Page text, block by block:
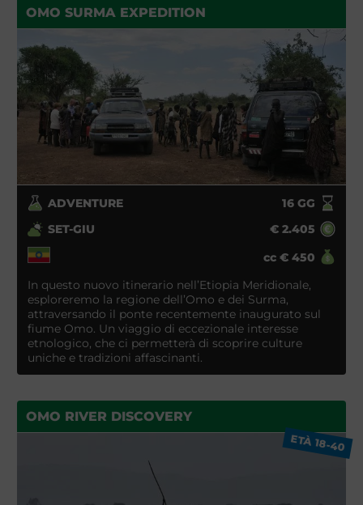
OMO SURMA EXPEDITION
ADVENTURE 16GG
SET-GIU
€ 2.405
cc € 450
In questo nuovo itinerario nell’Etiopia Meridionale,
esploreremo la regione dell’Omo e dei Surma,
attraversando il ponte recentemente inaugurato sul
fiume Omo. Un viaggio di eccezionale interesse
etnologico, che ci permetterà di scoprire culture
uniche e tradizioni affascinanti.
OMO RIVER DISCOVERY
ETÀ 18-40